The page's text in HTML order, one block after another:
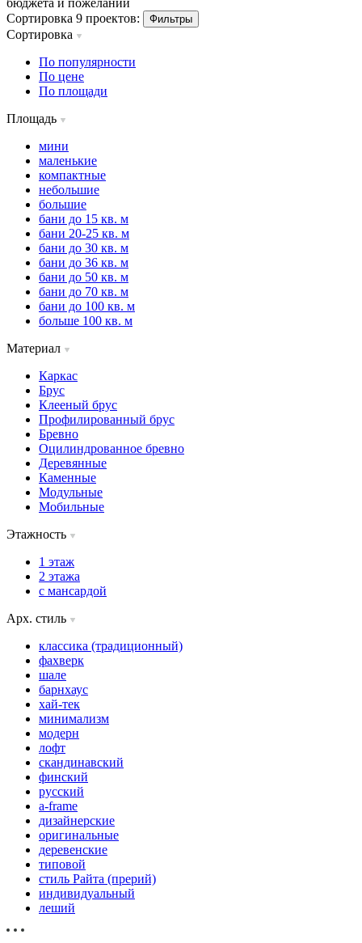
Сортировка 9 проектов:
Фильтры
Сортировка
По популярности
По цене
По площади
Площадь
мини
маленькие
компактные
небольшие
большие
бани до 15 кв. м
бани 20-25 кв. м
бани до 30 кв. м
бани до 36 кв. м
бани до 50 кв. м
бани до 70 кв. м
бани до 100 кв. м
больше 100 кв. м
Материал
Каркас
Брус
Клееный брус
Профилированный брус
Бревно
Оцилиндрованное бревно
Деревянные
Каменные
Модульные
Мобильные
Этажность
1 этаж
2 этажа
с мансардой
Арх. стиль
классика (традиционный)
фахверк
шале
барнхаус
хай-тек
минимализм
модерн
лофт
скандинавский
финский
русский
a-frame
дизайнерские
оригинальные
деревенские
типовой
стиль Райта (прерий)
индивидуальный
леший